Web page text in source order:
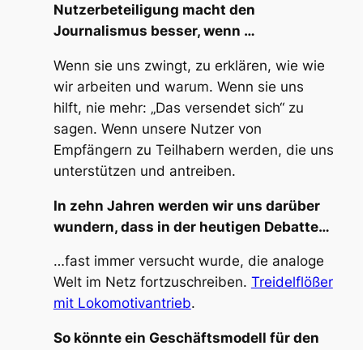
Nutzerbeteiligung macht den
Journalismus besser, wenn …
Wenn sie uns zwingt, zu erklären, wie wie
wir arbeiten und warum. Wenn sie uns
hilft, nie mehr: „Das versendet sich“ zu
sagen. Wenn unsere Nutzer von
Empfängern zu Teilhabern werden, die uns
unterstützen und antreiben.
In zehn Jahren werden wir uns darüber
wundern, dass in der heutigen Debatte…
…fast immer versucht wurde, die analoge
Welt im Netz fortzuschreiben. Treidelflößer
mit Lokomotivantrieb.
So könnte ein Geschäftsmodell für den